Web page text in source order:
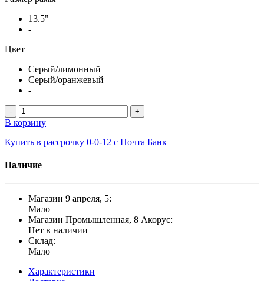
13.5"
-
Цвет
Серый/лимонный
Серый/оранжевый
-
- +
В корзину
Купить в рассрочку 0-0-12 с Почта Банк
Наличие
Магазин 9 апреля, 5:
Мало
Магазин Промышленная, 8 Акорус:
Нет в наличии
Склад:
Мало
Характеристики